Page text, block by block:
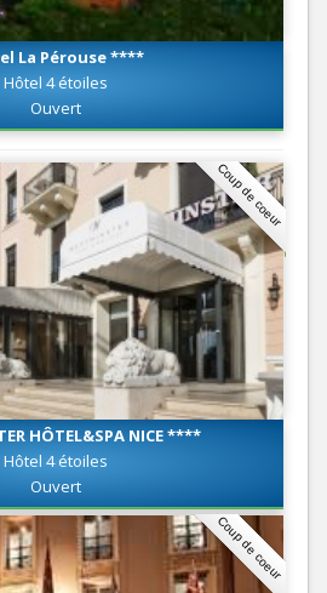
La Pérouse ****
Hôtel 4 étoiles
Ouvert
Coup de coeur
HÔTEL&SPA NICE ****
Hôtel 4 étoiles
Ouvert
Coup de coeur